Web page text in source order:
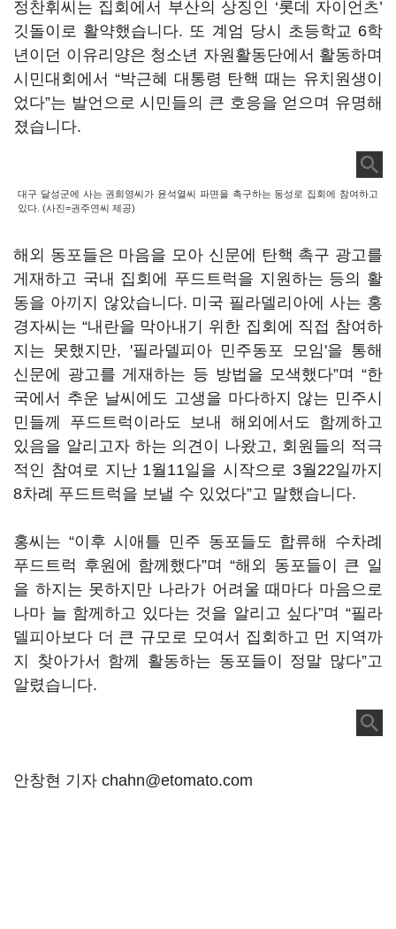
정찬휘씨는 집회에서 부산의 상징인 ‘롯데 자이언츠’
깃돌이로 활약했습니다. 또 계엄 당시 초등학교 6학
년이던 이유리양은 청소년 자원활동단에서 활동하며
시민대회에서 “박근혜 대통령 탄핵 때는 유치원생이
었다”는 발언으로 시민들의 큰 호응을 얻으며 유명해
졌습니다.
대구 달성군에 사는 권희영씨가 윤석열씨 파면을 촉구하는 동성로 집회에 참여하고
있다. (사진=권주연씨 제공)
해외 동포들은 마음을 모아 신문에 탄핵 촉구 광고를
게재하고 국내 집회에 푸드트럭을 지원하는 등의 활
동을 아끼지 않았습니다. 미국 필라델리아에 사는 홍
경자씨는 “내란을 막아내기 위한 집회에 직접 참여하
지는 못했지만, '필라델피아 민주동포 모임'을 통해
신문에 광고를 게재하는 등 방법을 모색했다”며 “한
국에서 추운 날씨에도 고생을 마다하지 않는 민주시
민들께 푸드트럭이라도 보내 해외에서도 함께하고
있음을 알리고자 하는 의견이 나왔고, 회원들의 적극
적인 참여로 지난 1월11일을 시작으로 3월22일까지
8차례 푸드트럭을 보낼 수 있었다”고 말했습니다.
홍씨는 “이후 시애틀 민주 동포들도 합류해 수차례
푸드트럭 후원에 함께했다”며 “해외 동포들이 큰 일
을 하지는 못하지만 나라가 어려울 때마다 마음으로
나마 늘 함께하고 있다는 것을 알리고 싶다”며 “필라
델피아보다 더 큰 규모로 모여서 집회하고 먼 지역까
지 찾아가서 함께 활동하는 동포들이 정말 많다”고
알렸습니다.
안창현 기자 chahn@etomato.com